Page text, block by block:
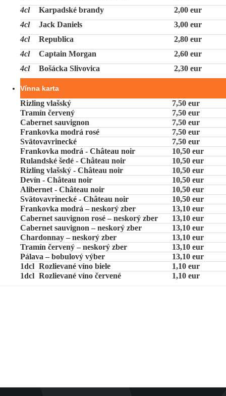
4cl
Karpadské brandy
2,00 eur
4cl
Jack Daniels
3,00 eur
4cl
Republica
2,80 eur
4cl
Captain Morgan
2,60 eur
4cl
Bošácka Slivovica 2,30 eur
Vínna karta
Rizling vlašský
7,50 eur
Tramín červený
7,50 eur
Cabernet sauvignon
7,50 eur
Frankovka modrá rosé
7,50 eur
Svätovavrinecké
7,50 eur
Frankovka modrá - Château noir
10,50 eur
Rulandské šedé - Château noir
10,50 eur
Rizling vlašský - Château noir
10,50 eur
Devín - Château noir
10,50 eur
Alibernet - Château noir
10,50 eur
Svätovavrinecké - Château noir
10,50 eur
Frankovka modrá – neskorý zber
13,10 eur
Cabernet sauvignon rosé – neskorý zber
13,10 eur
Cabernet sauvignon – neskorý zber
13,10 eur
Chardonnay – neskorý zber
13,10 eur
Tramín červený – neskorý zber
13,10 eur
Pálava – bobulový výber
13,10 eur
1dcl Rozlievané víno biele
1,10 eur
1dcl Rozlievané víno červené 1,10 eur